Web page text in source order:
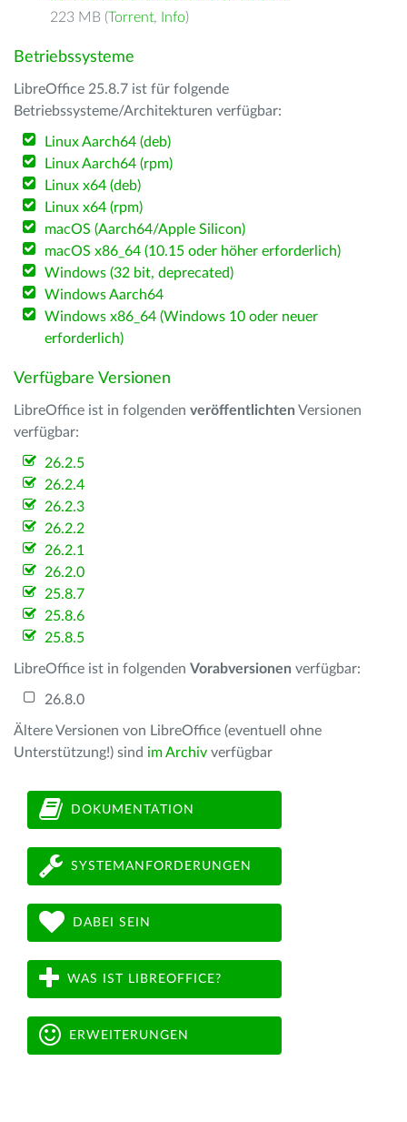
223 MB (Torrent, Info)
Betriebssysteme
LibreOffice 25.8.7 ist für folgende
Betriebssysteme/Architekturen verfügbar:
Linux Aarch64 (deb)
Linux Aarch64 (rpm)
Linux x64 (deb)
Linux x64 (rpm)
macOS (Aarch64/Apple Silicon)
macOS x86_64 (10.15 oder höher erforderlich)
Windows (32 bit, deprecated)
Windows Aarch64
Windows x86_64 (Windows 10 oder neuer
erforderlich)
Verfügbare Versionen
LibreOffice ist in folgenden veröffentlichten Versionen
verfügbar:
26.2.5
26.2.4
26.2.3
26.2.2
26.2.1
26.2.0
25.8.7
25.8.6
25.8.5
LibreOffice ist in folgenden Vorabversionen verfügbar:
26.8.0
Ältere Versionen von LibreOffice (eventuell ohne
Unterstützung!) sind im Archiv verfügbar
DOKUMENTATION
SYSTEMANFORDERUNGEN
DABEI SEIN
WAS IST LIBREOFFICE?
ERWEITERUNGEN